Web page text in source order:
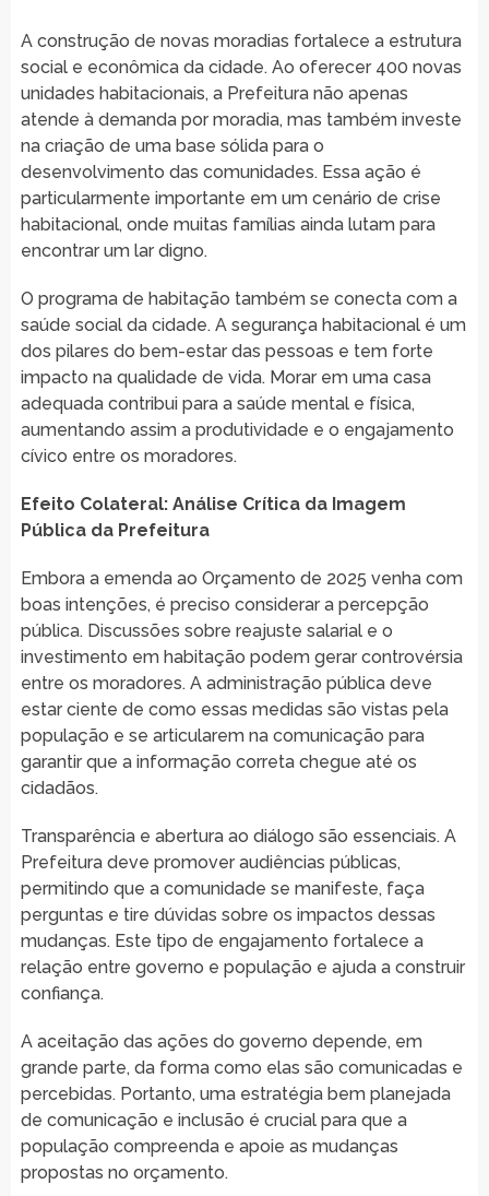
A construção de novas moradias fortalece a estrutura
social e econômica da cidade. Ao oferecer 400 novas
unidades habitacionais, a Prefeitura não apenas
atende à demanda por moradia, mas também investe
na criação de uma base sólida para o
desenvolvimento das comunidades. Essa ação é
particularmente importante em um cenário de crise
habitacional, onde muitas famílias ainda lutam para
encontrar um lar digno.
O programa de habitação também se conecta com a
saúde social da cidade. A segurança habitacional é um
dos pilares do bem-estar das pessoas e tem forte
impacto na qualidade de vida. Morar em uma casa
adequada contribui para a saúde mental e física,
aumentando assim a produtividade e o engajamento
cívico entre os moradores.
Efeito Colateral: Análise Crítica da Imagem
Pública da Prefeitura
Embora a emenda ao Orçamento de 2025 venha com
boas intenções, é preciso considerar a percepção
pública. Discussões sobre reajuste salarial e o
investimento em habitação podem gerar controvérsia
entre os moradores. A administração pública deve
estar ciente de como essas medidas são vistas pela
população e se articularem na comunicação para
garantir que a informação correta chegue até os
cidadãos.
Transparência e abertura ao diálogo são essenciais. A
Prefeitura deve promover audiências públicas,
permitindo que a comunidade se manifeste, faça
perguntas e tire dúvidas sobre os impactos dessas
mudanças. Este tipo de engajamento fortalece a
relação entre governo e população e ajuda a construir
confiança.
A aceitação das ações do governo depende, em
grande parte, da forma como elas são comunicadas e
percebidas. Portanto, uma estratégia bem planejada
de comunicação e inclusão é crucial para que a
população compreenda e apoie as mudanças
propostas no orçamento.